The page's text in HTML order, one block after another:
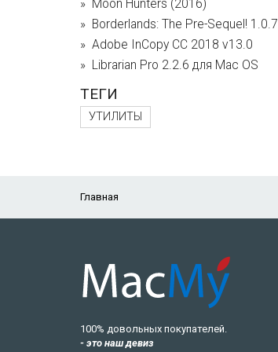
Moon Hunters (2016)
Borderlands: The Pre-Sequel! 1.0.7
Adobe InCopy CC 2018 v13.0
Librarian Pro 2.2.6 для Mac OS
ТЕГИ
УТИЛИТЫ
Главная
100% довольных покупателей.
- это наш девиз